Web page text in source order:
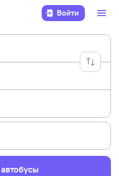
Войти